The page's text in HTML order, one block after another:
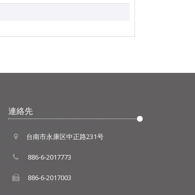
連絡先
台南市永康区中正路231号
886-6-2017773
886-6-2017003